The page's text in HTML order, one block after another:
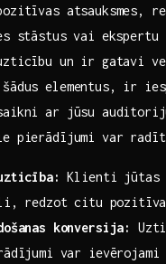
atsauksmes,
⁤stāstus vai ekspertu
un ir gatavi
elementus, ‌ir
ar jūsu
pierādījumi var
Klienti jūtas
redzot citu
konversija:
var